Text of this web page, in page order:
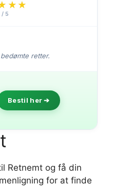
/ 5
retter.
Bestil her ➔
Retnemt og få din
for at finde